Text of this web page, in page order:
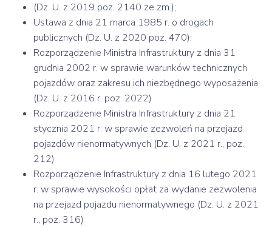
(Dz. U. z 2019 poz. 2140 ze zm.);
Ustawa z dnia 21 marca 1985 r. o drogach
publicznych (Dz. U. z 2020 poz. 470);
Rozporządzenie Ministra Infrastruktury z dnia 31
grudnia 2002 r. w sprawie warunków technicznych
pojazdów oraz zakresu ich niezbędnego wyposażenia
(Dz. U. z 2016 r. poz. 2022)
Rozporządzenie Ministra Infrastruktury z dnia 21
stycznia 2021 r. w sprawie zezwoleń na przejazd
pojazdów nienormatywnych (Dz. U. z 2021 r., poz.
212)
Rozporządzenie Infrastruktury z dnia 16 lutego 2021
r. w sprawie wysokości opłat za wydanie zezwolenia
na przejazd pojazdu nienormatywnego (Dz. U. z 2021
r., poz. 316)